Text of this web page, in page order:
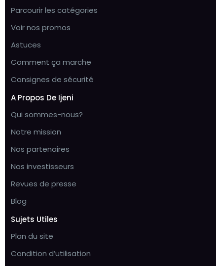
Parcourir les catégories
Voir nos promos
Astuces
Comment ça marche
Consignes de sécurité
A Propos De Ijeni
Qui sommes-nous?
Notre mission
Nos partenaires
Nos investisseurs
Revues de presse
Blog
Sujets Utiles
Plan du site
Condition d’utilisation